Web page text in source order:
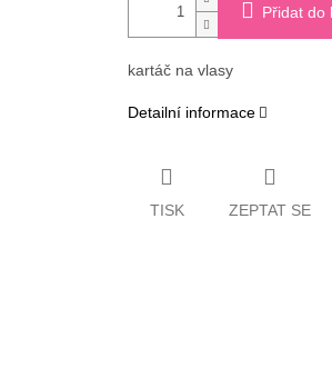
Přidat do
kartáč na vlasy
Detailní informace
TISK ZEPTAT SE